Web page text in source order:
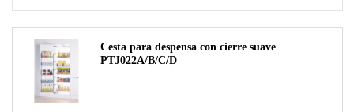
Cesta para despensa con cierre suave
PTJ022A/B/C/D